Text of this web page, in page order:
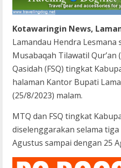
Kotawaringin News,
Lamandau Hendra Lesmana
Musabaqah Tilawatil Qur’an
Qasidah (FSQ) tingkat
halaman Kantor Bupati
(25/8/2023) malam.
MTQ dan FSQ tingkat
diselenggarakan selama
Agustus sampai dengan 25